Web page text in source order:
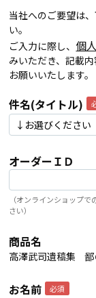
当社へのご要望は
い。
ご入力に際し、 個
みいただき、記載
お願いいたします。
件名(タイトル)
オーダーＩＤ
（オンラインショップ
さい）
商品名
高澤武司遺稿集 鄙
お名前